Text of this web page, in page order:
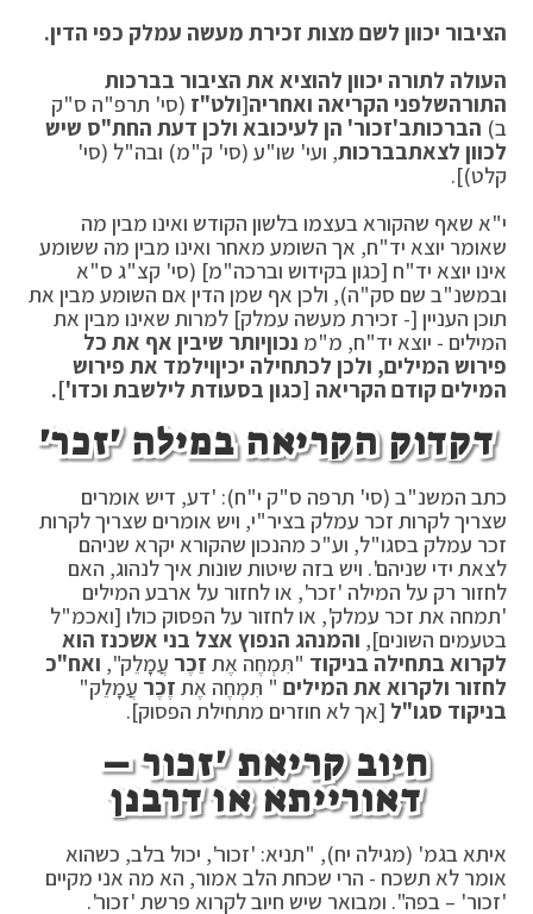
הציבור יכוון לשם מצות זכירת מעשה עמלק כפי הדין.
העולה לתורה יכוון להוציא את הציבור בברכות
התורהשלפני הקריאה ואחריה[ולט"ז (סי' תרפ"ה ס"ק
ב) הברכותב'זכור' הן לעיכובא ולכן דעת החת"ס שיש
לכוון לצאתבברכות, ועי' שו"ע (סי' ק"מ) ובה"ל (סי'
קלט)].
י"א שאף שהקורא בעצמו בלשון הקודש ואינו מבין מה
שאומר יוצא יד"ח, אך השומע מאחר ואינו מבין מה ששומע
אינו יוצא יד"ח [כגון בקידוש וברכה"מ] (סי' קצ"ג ס"א
ובמשנ"ב שם סק"ה), ולכן אף שמן הדין אם השומע מבין את
תוכן העניין [- זכירת מעשה עמלק] למרות שאינו מבין את
המילים - יוצא יד"ח, מ"מ נכוןיותר שיבין אף את כל
פירוש המילים, ולכן לכתחילה יכיןוילמד את פירוש
המילים קודם הקריאה [כגון בסעודת לילשבת וכדו'].
דקדוק הקריאה במילה 'זכר'
כתב המשנ"ב (סי' תרפה ס"ק י"ח): 'דע, דיש אומרים
שצריך לקרות זכר עמלק בציר"י, ויש אומרים שצריך לקרות
זכר עמלק בסגו"ל, וע"כ מהנכון שהקורא יקרא שניהם
לצאת ידי שניהם'. ויש בזה שיטות שונות איך לנהוג, האם
לחזור רק על המילה 'זכר', או לחזור על ארבע המילים
'תמחה את זכר עמלק', או לחזור על הפסוק כולו [ואכמ"ל
בטעמים השונים], והמנהג הנפוץ אצל בני אשכנז הוא
לקרוא בתחילה בניקוד "תִּמְחֶה אֶת זֵכֶר עֲמָלֵק", ואח"כ
לחזור ולקרוא את המילים " תִּמְחֶה אֶת זֶכֶר עֲמָלֵק"
בניקוד סגו"ל [אך לא חוזרים מתחילת הפסוק].
חיוב קריאת 'זכור –
דאורייתא או דרבנן
איתא בגמ' (מגילה יח), "תניא: 'זכור', יכול בלב, כשהוא
אומר לא תשכח - הרי שכחת הלב אמור, הא מה אני מקיים
'זכור' – בפה". ומבואר שיש חיוב לקרוא פרשת 'זכור'.